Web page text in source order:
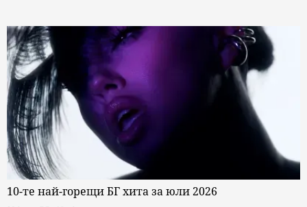
10-те най-горещи БГ хита за юли 2026